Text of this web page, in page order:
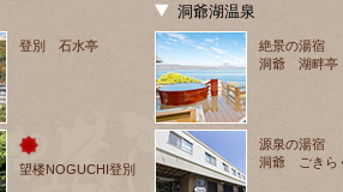
登別 石水亭
望楼NOGUCHI登別
洞爺湖温泉
絶景の湯宿
洞爺 湖畔亭
源泉の湯宿
洞爺 ごきら